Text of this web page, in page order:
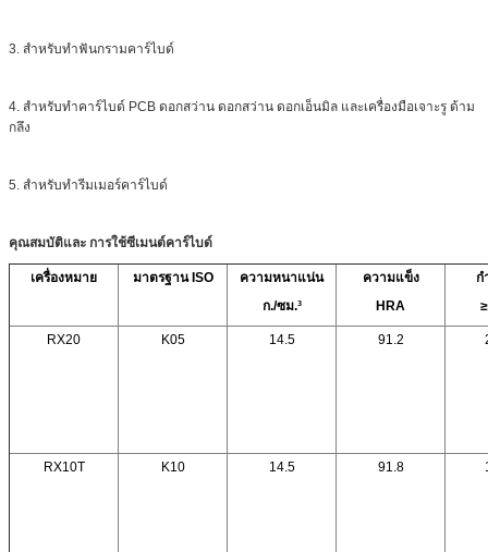
3. สำหรับทำฟันกรามคาร์ไบด์
4. สำหรับทำคาร์ไบด์ PCB ดอกสว่าน ดอกสว่าน ดอกเอ็นมิล และเครื่องมือเจาะรู ด้าม
กลึง
5. สำหรับทำรีมเมอร์คาร์ไบด์
คุณสมบัติและ การใช้ซีเมนต์คาร์ไบด์
เครื่องหมาย มาตรฐาน ISO
ความหนาแน่น
ก./ซม.³
ความแข็ง
HRA
ก
RX20 K05 14.5 91.2
RX10T K10 14.5 91.8